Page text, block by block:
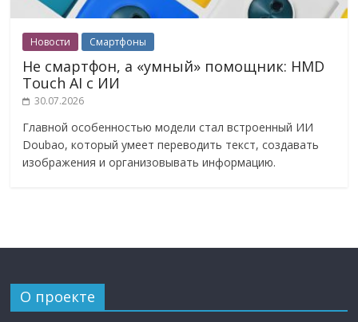
Новости Смартфоны
Не смартфон, а «умный» помощник: HMD
Touch AI с ИИ
30.07.2026
Главной особенностью модели стал встроенный ИИ
Doubao, который умеет переводить текст, создавать
изображения и организовывать информацию.
О проекте